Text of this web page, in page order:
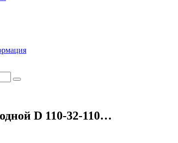
D 110-32-110…